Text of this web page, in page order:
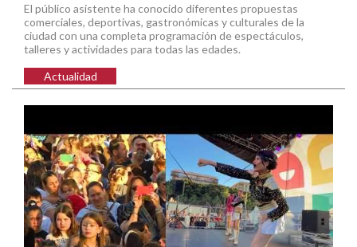
El público asistente ha conocido diferentes propuestas
comerciales, deportivas, gastronómicas y culturales de la
ciudad con una completa programación de espectáculos,
talleres y actividades para todas las edades.
Actualidad